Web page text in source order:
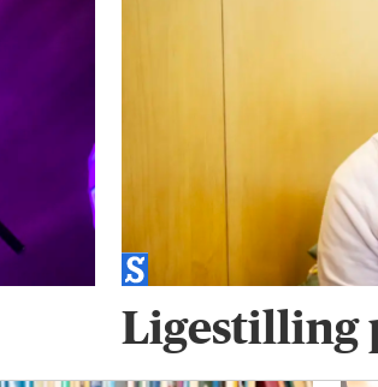
Ligestilling